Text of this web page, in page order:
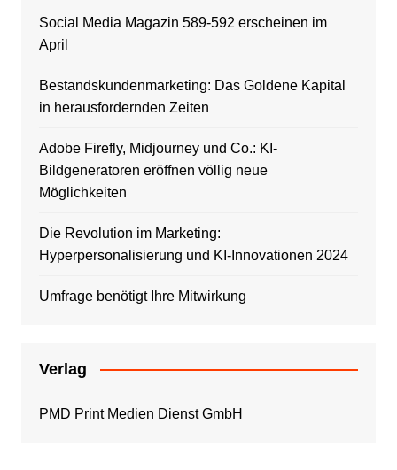
Social Media Magazin 589-592 erscheinen im
April
Bestandskundenmarketing: Das Goldene Kapital
in herausfordernden Zeiten
Adobe Firefly, Midjourney und Co.: KI-
Bildgeneratoren eröffnen völlig neue
Möglichkeiten
Die Revolution im Marketing:
Hyperpersonalisierung und KI-Innovationen 2024
Umfrage benötigt Ihre Mitwirkung
Verlag
PMD Print Medien Dienst GmbH